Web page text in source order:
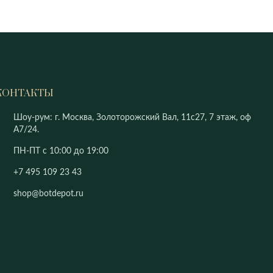
Шоу-рум: г. Москва, Золоторожский Вал, 11с27, 7 этаж, оф
А7/24.
ПН-ПТ с 10:00 до 19:00
+7 495 109 23 43
shop@botdepot.ru